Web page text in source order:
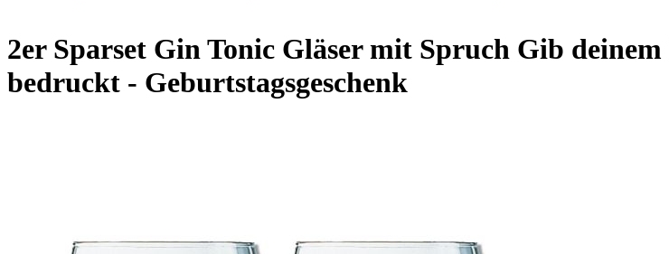
2er Sparset Gin Tonic Gläser mit Spruch Gib
bedruckt - Geburtstagsgeschenk